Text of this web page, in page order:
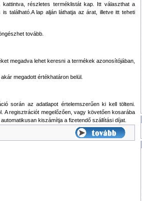
részletes terméklistát kap. Itt választhat a
található.A lap alján láthatja az árat, illetve itt teheti
tovább.
megadva lehet keresni a termékek azonosítójában,
megadott értékhatáron belül.
során az adatlapot értelemszerűen ki kell tölteni.
A regisztrációt megelőzően, vagy követően kosarába
kiszámítja a fizetendő szállítási díjat.